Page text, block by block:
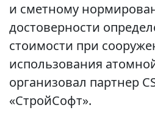
и сметному
достоверности
стоимости при
использования
организовал партнер
«СтройСофт».